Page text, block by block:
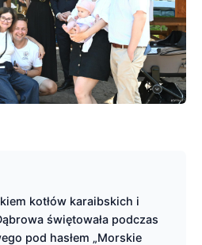
kotłów karaibskich i
świętowała podczas
pod hasłem „Morskie